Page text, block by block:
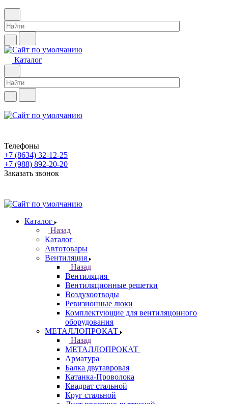
Каталог
Телефоны
+7 (8634) 32-12-25
+7 (988) 892-20-20
Заказать звонок
Каталог
Назад
Каталог
Автотовары
Вентиляция
Назад
Вентиляция
Вентиляционные решетки
Воздухоотводы
Ревизионные люки
Комплектующие для вентиляцонного
оборудования
МЕТАЛЛОПРОКАТ
Назад
МЕТАЛЛОПРОКАТ
Арматура
Балка двутавровая
Катанка-Проволока
Квадрат стальной
Круг стальной